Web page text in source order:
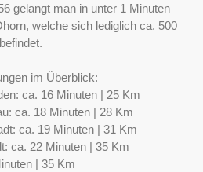
gelangt man in unter 1 Minuten
welche sich lediglich ca. 500
im Überblick:
ca. 16 Minuten | 25 Km
ca. 18 Minuten | 28 Km
ca. 19 Minuten | 31 Km
ca. 22 Minuten | 35 Km
| 35 Km